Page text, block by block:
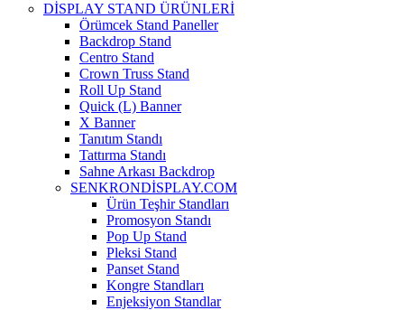
DİSPLAY STAND ÜRÜNLERİ
Örümcek Stand Paneller
Backdrop Stand
Centro Stand
Crown Truss Stand
Roll Up Stand
Quick (L) Banner
X Banner
Tanıtım Standı
Tattırma Standı
Sahne Arkası Backdrop
SENKRONDİSPLAY.COM
Ürün Teşhir Standları
Promosyon Standı
Pop Up Stand
Pleksi Stand
Panset Stand
Kongre Standları
Enjeksiyon Standlar